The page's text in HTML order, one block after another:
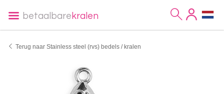
betaalbare kralen
Terug naar Stainless steel (rvs) bedels / kralen